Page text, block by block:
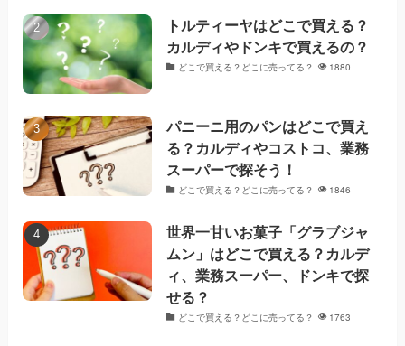
トルティーヤはどこで買える？
カルディやドンキで買えるの？
どこで買える？どこに売ってる？ 1880
パニーニ用のパンはどこで買え
る？カルディやコストコ、業務
スーパーで探そう！
どこで買える？どこに売ってる？ 1846
世界一甘いお菓子「グラブジャ
ムン」はどこで買える？カルデ
ィ、業務スーパー、ドンキで探
せる？
どこで買える？どこに売ってる？ 1763